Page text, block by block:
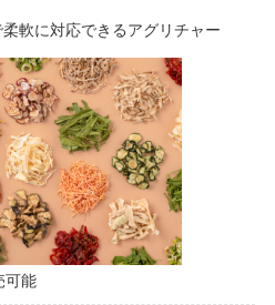
軟に対応できるアグリチャー
可能